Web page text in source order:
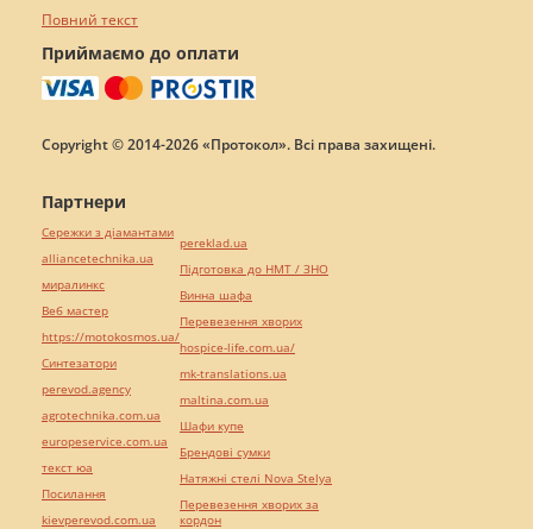
Повний текст
Приймаємо до оплати
Copyright © 2014-2026 «Протокол». Всі права захищені.
Партнери
Сережки з діамантами
alliancetechnika.ua
миралинкс
Веб мастер
https://motokosmos.ua/
Синтезатори
perevod.agency
agrotechnika.com.ua
europeservice.com.ua
текст юа
Посилання
kievperevod.com.ua
pereklad.ua
Підготовка до НМТ / ЗНО
Винна шафа
Перевезення хворих
hospice-life.com.ua/
mk-translations.ua
maltina.com.ua
Шафи купе
Брендові сумки
Натяжні стелі Nova Stelya
Перевезення хворих за
кордон